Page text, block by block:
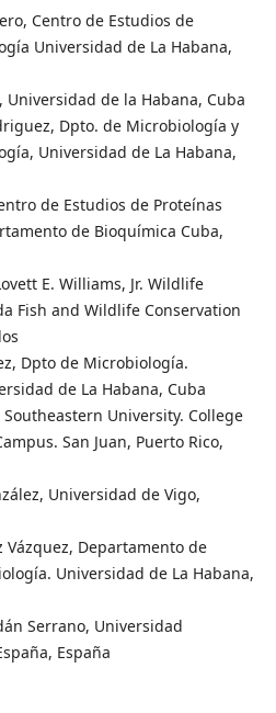
Centro de Estudios de
Universidad de La Habana,
Universidad de la Habana, Cuba
Dpto. de Microbiología y
Universidad de La Habana,
de Estudios de Proteínas
de Bioquímica Cuba,
E. Williams, Jr. Wildlife
Fish and Wildlife Conservation
Dpto de Microbiología.
de La Habana, Cuba
University. College
San Juan, Puerto Rico,
Universidad de Vigo,
Departamento de
Universidad de La Habana,
Serrano, Universidad
España